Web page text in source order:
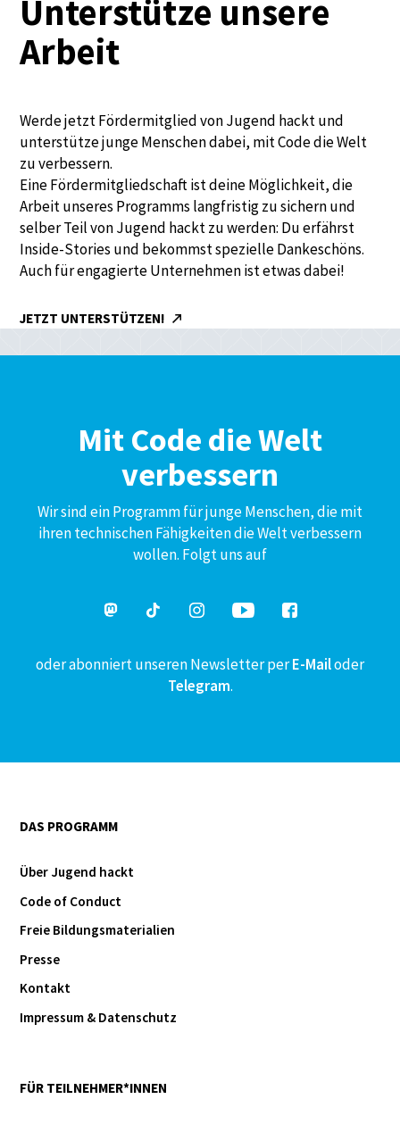
Unterstütze unsere
Arbeit
Werde jetzt Fördermitglied von Jugend hackt und
unterstütze junge Menschen dabei, mit Code die Welt
zu verbessern.
Eine Fördermitgliedschaft ist deine Möglichkeit, die
Arbeit unseres Programms langfristig zu sichern und
selber Teil von Jugend hackt zu werden: Du erfährst
Inside-Stories und bekommst spezielle Dankeschöns.
Auch für engagierte Unternehmen ist etwas dabei!
JETZT UNTERSTÜTZEN!
Mit Code die Welt
verbessern
Wir sind ein Programm für junge Menschen, die mit
ihren technischen Fähigkeiten die Welt verbessern
wollen. Folgt uns auf
oder abonniert unseren Newsletter perE-Mailoder
Telegram.
DAS PROGRAMM
Über Jugend hackt
Code of Conduct
Freie Bildungsmaterialien
Presse
Kontakt
Impressum & Datenschutz
FÜR TEILNEHMER*INNEN